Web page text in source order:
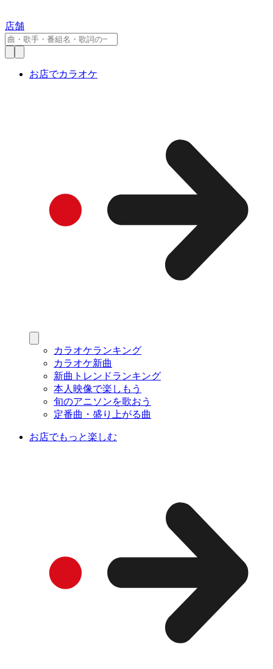
店舗
お店でカラオケ
カラオケランキング
カラオケ新曲
新曲トレンドランキング
本人映像で楽しもう
旬のアニソンを歌おう
定番曲・盛り上がる曲
お店でもっと楽しむ